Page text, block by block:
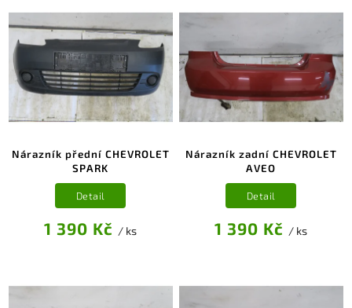
Nárazník přední CHEVROLET
SPARK
1 390 Kč / ks
Detail
Nárazník zadní CHEVROLET
AVEO
1 390 Kč / ks
Detail